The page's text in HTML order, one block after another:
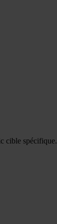
cible spécifique.